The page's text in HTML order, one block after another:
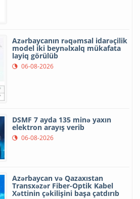
Azərbaycanın rəqəmsal idarəçilik
model iki beynəlxalq mükafata
layiq görülüb
06-08-2026
DSMF 7 ayda 135 minə yaxın
elektron arayış verib
06-08-2026
Azərbaycan və Qazaxıstan
Transxəzər Fiber-Optik Kabel
Xəttinin çəkilişini başa çatdırıb